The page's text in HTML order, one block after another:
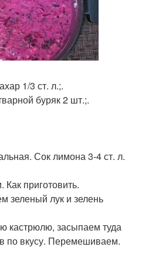
1/3 ст. л.;.
буряк 2 шт.;.
Сок лимона 3-4 ст. л.
приготовить.
зеленый лук и зелень
кастрюлю, засыпаем туда
по вкусу. Перемешиваем.